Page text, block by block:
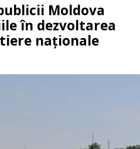
Moldova
în dezvoltarea
naționale